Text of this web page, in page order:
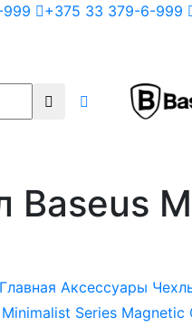
+375 33 379-6-999
Baseus
Главная Аксессуары